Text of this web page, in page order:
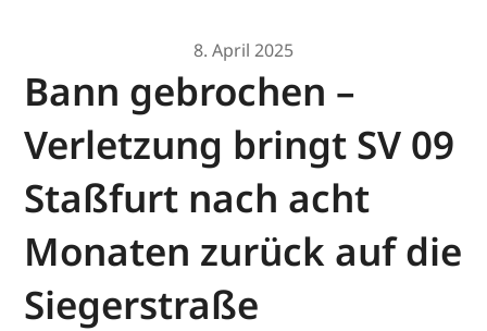
8. April 2025
Bann gebrochen –
Verletzung bringt SV 09
Staßfurt nach acht
Monaten zurück auf die
Siegerstraße